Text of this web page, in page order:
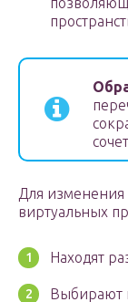
Для изменения
виртуальных
Находят
Выбирают